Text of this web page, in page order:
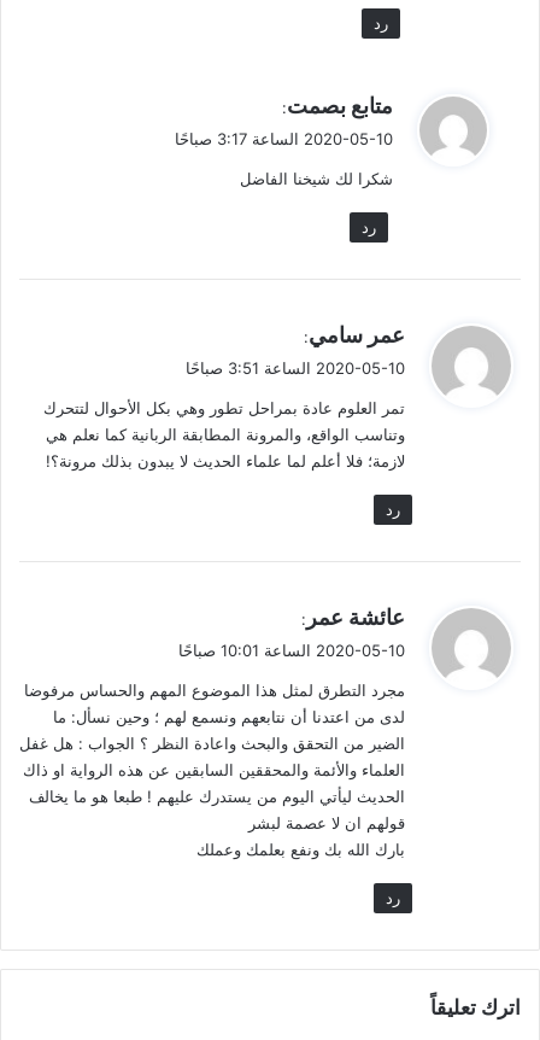
رد
ل
متابع بصمت:
2020-05-10 الساعة 3:17 صباحًا
شكرا لك شيخنا الفاضل
رد
ي
ل
عمر سامي:
2020-05-10 الساعة 3:51 صباحًا
تمر العلوم عادة بمراحل تطور وهي بكل الأحوال لتتحرك
وتناسب الواقع، والمرونة المطابقة الربانية كما نعلم هي
لازمة؛ فلا أعلم لما علماء الحديث لا يبدون بذلك مرونة؟!
رد
ي
ل
عائشة عمر :
2020-05-10 الساعة 10:01 صباحًا
مجرد التطرق لمثل هذا الموضوع المهم والحساس مرفوضا
لدى من اعتدنا أن نتابعهم ونسمع لهم ؛ وحين نسأل: ما
الضير من التحقق والبحث واعادة النظر ؟ الجواب : هل غفل
العلماء والأئمة والمحققين السابقين عن هذه الرواية او ذاك
الحديث ليأتي اليوم من يستدرك عليهم ! طبعا هو ما يخالف
قولهم ان لا عصمة لبشر
بارك الله بك ونفع بعلمك وعملك
رد
اترك تعليقاً